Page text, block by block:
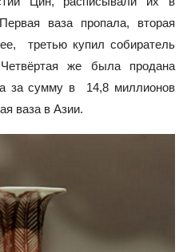
ваза пропала, вторая
третью купил собиратель
же была продана
за сумму в 14,8 миллионов
ваза в Азии.